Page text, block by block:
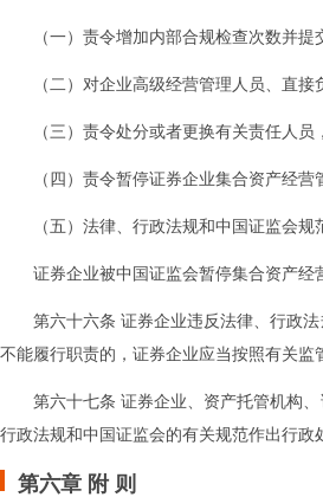
（一）责令增加内部合规检查次数并提
（二）对企业高级经营管理人员、直
（三）责令处分或者更换有关责任人员
（四）责令暂停证券企业集合资产经营
（五）法律、行政法规和中国证监会规
证券企业被中国证监会暂停集合资产
第六十六条 证券企业违反法律、行政
不能履行职责的，证券企业应当按照有关
第六十七条 证券企业、资产托管机构
行政法规和中国证监会的有关规范作出行
第六章 附 则